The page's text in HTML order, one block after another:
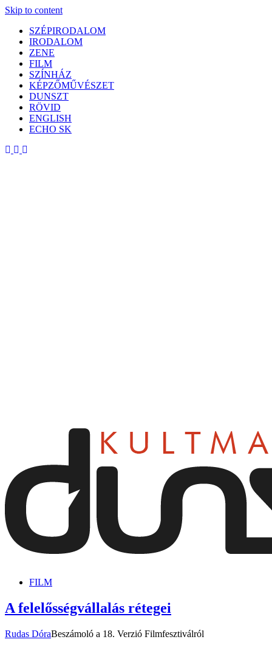
Skip to content
SZÉPIRODALOM
IRODALOM
ZENE
FILM
SZÍNHÁZ
KÉPZŐMŰVÉSZET
DUNSZT
RÖVID
ENGLISH
ECHO SK
FILM
A felelősségvállalás rétegei
Rudas DóraBeszámoló a 18. Verzió Filmfesztiválról